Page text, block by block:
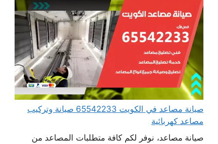
صيانة مصاعد في الكويت 65542233 صيانة وتركيب
مصاعد كهربائية
صيانة مصاعد، نوفر لكم كافة متطلبات المصاعد من